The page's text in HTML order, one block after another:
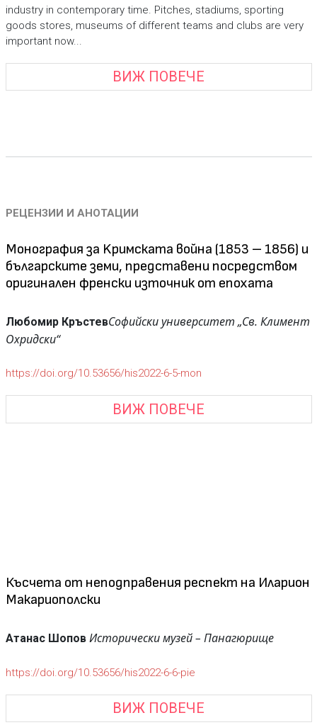
industry in contemporary time. Pitches, stadiums, sporting
goods stores, museums of different teams and clubs are very
important now...
ВИЖ ПОВЕЧЕ
РЕЦЕНЗИИ И АНОТАЦИИ
Монография за Kримската война (1853 – 1856) и
българските земи, представени посредством
оригинален френски източник от епохата
Любомир КръстевСофийски университет „Св. Климент
Охридски“
https://doi.org/10.53656/his2022-6-5-mon
ВИЖ ПОВЕЧЕ
Късчета от неподправения респект на Иларион
Макариополски
Атанас Шопов Исторически музей – Панагюрище
https://doi.org/10.53656/his2022-6-6-pie
ВИЖ ПОВЕЧЕ